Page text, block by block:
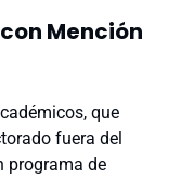
Mención
que
fuera del
programa de